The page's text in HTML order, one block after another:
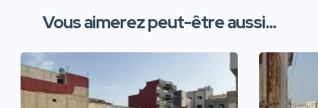
Vous aimerez peut-être aussi...